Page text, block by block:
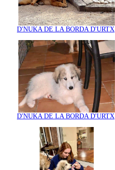
D'NUKA DE LA BORDA D'URTX
D'NUKA DE LA BORDA D'URTX